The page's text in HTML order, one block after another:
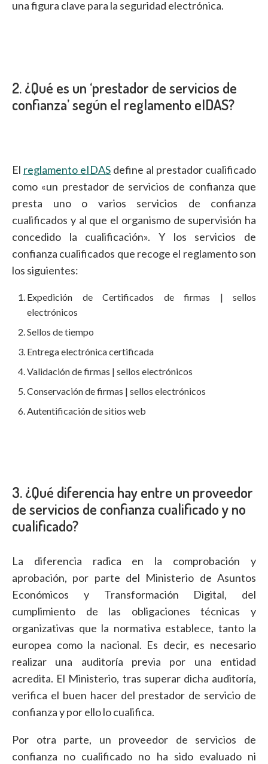
una figura clave para la seguridad electrónica.
2. ¿Qué es un ‘prestador de servicios de
confianza’ según el reglamento eIDAS?
El reglamento eIDAS define al prestador cualificado
como «un prestador de servicios de confianza que
presta uno o varios servicios de confianza
cualificados y al que el organismo de supervisión ha
concedido la cualificación». Y los servicios de
confianza cualificados que recoge el reglamento son
los siguientes:
Expedición de Certificados de firmas | sellos
electrónicos
Sellos de tiempo
Entrega electrónica certificada
Validación de firmas | sellos electrónicos
Conservación de firmas | sellos electrónicos
Autentificación de sitios web
3. ¿Qué diferencia hay entre un proveedor
de servicios de confianza cualificado y no
cualificado?
La diferencia radica en la comprobación y
aprobación, por parte del Ministerio de Asuntos
Económicos y Transformación Digital, del
cumplimiento de las obligaciones técnicas y
organizativas que la normativa establece, tanto la
europea como la nacional. Es decir, es necesario
realizar una auditoría previa por una entidad
acredita. El Ministerio, tras superar dicha auditoría,
verifica el buen hacer del prestador de servicio de
confianza y por ello lo cualifica.
Por otra parte, un proveedor de servicios de
confianza no cualificado no ha sido evaluado ni